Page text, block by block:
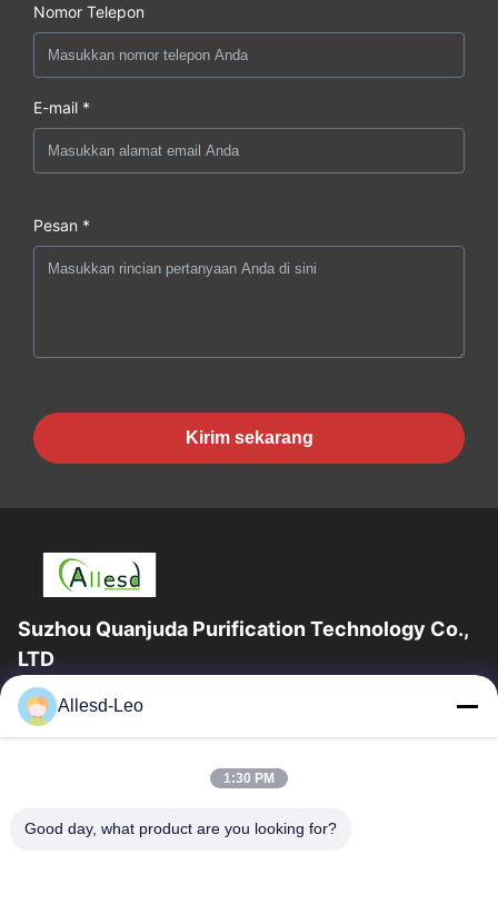
Nomor Telepon
E-mail *
Pesan *
Kirim sekarang
Suzhou Quanjuda Purification Technology Co.,
LTD
Pengalaman 16 tahun, Sebagai produsen dan pengekspor
produk ESD & Cleanroom terkemuka, kami menawarkan jajaran
Rumah
Produk
Allesd-Leo
1:30 PM
Good day, what product are you looking for?